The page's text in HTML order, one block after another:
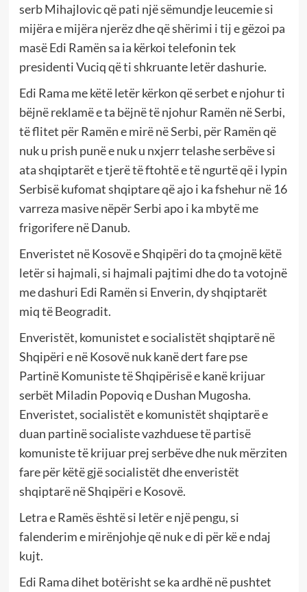
serb Mihajlovic që pati një sëmundje leucemie si
mijëra e mijëra njerëz dhe që shërimi i tij e gëzoi pa
masë Edi Ramën sa ia kërkoi telefonin tek
presidenti Vuciq që ti shkruante letër dashurie.
Edi Rama me këtë letër kërkon që serbet e njohur ti
bëjnë reklamë e ta bëjnë të njohur Ramën në Serbi,
të flitet për Ramën e mirë në Serbi, për Ramën që
nuk u prish punë e nuk u nxjerr telashe serbëve si
ata shqiptarët e tjerë të ftohtë e të ngurtë që i lypin
Serbisë kufomat shqiptare që ajo i ka fshehur në 16
varreza masive nëpër Serbi apo i ka mbytë me
frigorifere në Danub.
Enveristet në Kosovë e Shqipëri do ta çmojnë këtë
letër si hajmali, si hajmali pajtimi dhe do ta votojnë
me dashuri Edi Ramën si Enverin, dy shqiptarët
miq të Beogradit.
Enveristët, komunistet e socialistët shqiptarë në
Shqipëri e në Kosovë nuk kanë dert fare pse
Partinë Komuniste të Shqipërisë e kanë krijuar
serbët Miladin Popoviq e Dushan Mugosha.
Enveristet, socialistët e komunistët shqiptarë e
duan partinë socialiste vazhduese të partisë
komuniste të krijuar prej serbëve dhe nuk mërziten
fare për këtë gjë socialistët dhe enveristët
shqiptarë në Shqipëri e Kosovë.
Letra e Ramës është si letër e një pengu, si
falenderim e mirënjohje që nuk e di për kë e ndaj
kujt.
Edi Rama dihet botërisht se ka ardhë në pushtet